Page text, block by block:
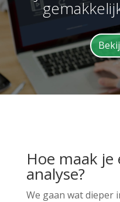
Hoe maak
analyse?
We gaan wat dieper